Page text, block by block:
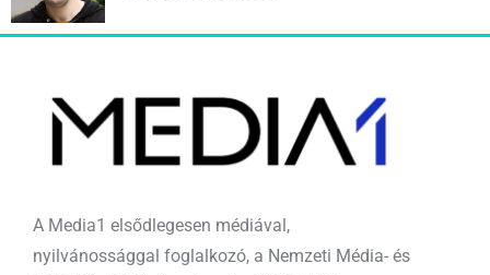
A Media1 elsődlegesen médiával,
nyilvánossággal foglalkozó, a Nemzeti Média- és